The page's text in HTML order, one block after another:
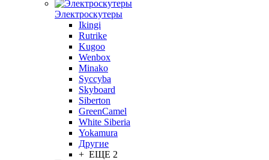
Электроскутеры
Ikingi
Rutrike
Kugoo
Wenbox
Minako
Syccyba
Skyboard
Siberton
GreenCamel
White Siberia
Yokamura
Другие
+ ЕЩЕ 2